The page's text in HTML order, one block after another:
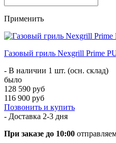
Применить
Газовый гриль Nexgrill Prime
- В наличии 1 шт. (осн. склад)
было
128 590 руб
116 900 руб
Позвонить и купить
- Доставка 2-3 дня
При заказе до 10:00